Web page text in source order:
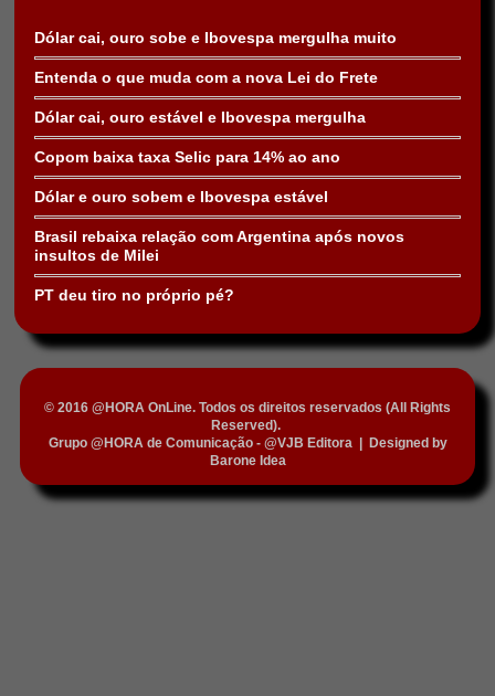
Dólar cai, ouro sobe e Ibovespa mergulha muito
Entenda o que muda com a nova Lei do Frete
Dólar cai, ouro estável e Ibovespa mergulha
Copom baixa taxa Selic para 14% ao ano
Dólar e ouro sobem e Ibovespa estável
Brasil rebaixa relação com Argentina após novos
insultos de Milei
PT deu tiro no próprio pé?
© 2016 @HORA OnLine. Todos os direitos reservados (All Rights
Reserved).
Grupo @HORA de Comunicação - @VJB Editora|
Designed by
Barone Idea